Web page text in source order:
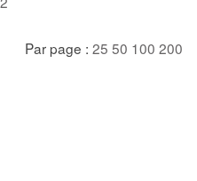
Par page : 25 50 100 200